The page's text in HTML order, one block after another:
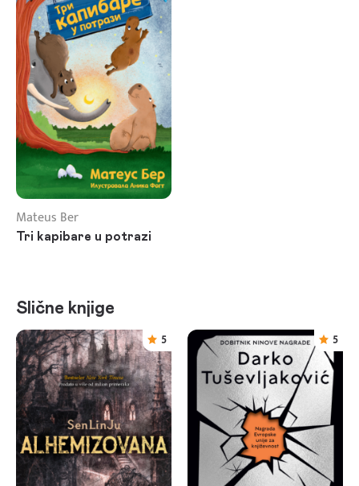
Mateus Ber
Tri kapibare u potrazi
Slične knjige
5
5